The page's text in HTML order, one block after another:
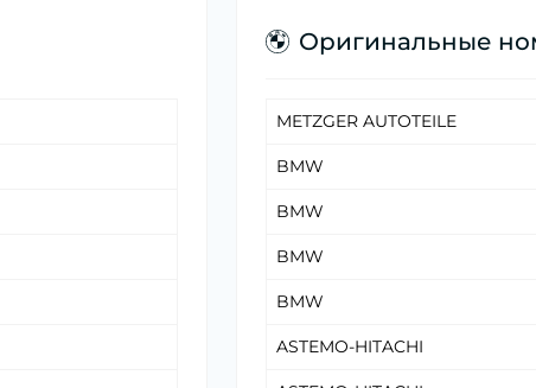
Оригинальные
METZGER AUTOTEILE
BMW
BMW
BMW
BMW
ASTEMO-HITACHI